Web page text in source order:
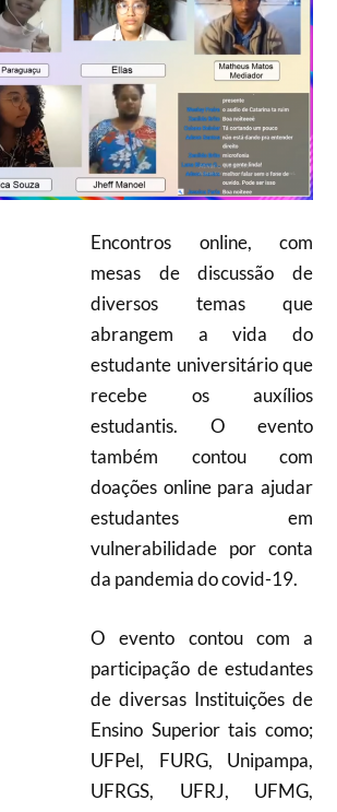
Encontros online, com
mesas de discussão de
diversos temas que
abrangem a vida do
estudante universitário que
recebe os auxílios
estudantis. O evento
também contou com
doações online para ajudar
estudantes em
vulnerabilidade por conta
da pandemia do covid-19.
O evento contou com a
participação de estudantes
de diversas Instituições de
Ensino Superior tais como;
UFPel, FURG, Unipampa,
UFRGS, UFRJ, UFMG,